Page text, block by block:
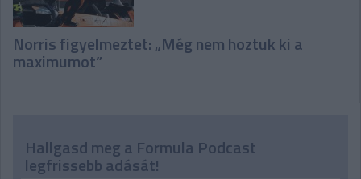
Norris figyelmeztet: „Még nem hoztuk ki a
maximumot”
Hallgasd meg a Formula Podcast
legfrissebb adását!